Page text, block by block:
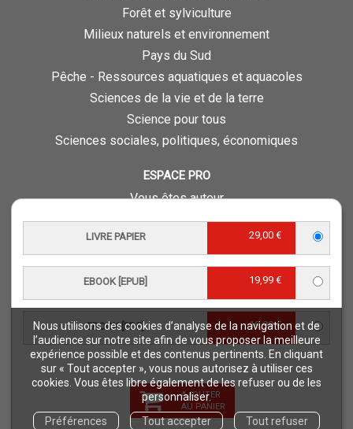
Nous utilisons des cookies d’analyse de la navigation et de
l’audience sur notre site afin de vous proposer la meilleure
expérience possible et des contenus pertinents. En cliquant
sur « Tout accepter », vous nous autorisez à utiliser ces
cookies. Vous êtes libre également de les refuser ou de les
personnaliser.
Préférences
Tout accepter Tout refuser
LIVRE PAPIER 29,00 €
EBOOK [EPUB] 19,99 €
EBOOK [PDF] 19,99 €
AJOUTER
AU PANIER
Forêt et sylviculture
Milieux naturels et environnement
Pays du Sud
Pêche - Ressources aquatiques et aquacoles
Sciences de la vie et de la terre
Science pour tous
Sciences sociales, politiques, économiques
ESPACE PRO
Vous êtes auteur
Vous êtes journaliste
Vous êtes libraire
Foreign rights
Procédure d'évaluation
NOTRE SITE
Quae © 2018
Mentions légales
Déclaration d'accessibilité